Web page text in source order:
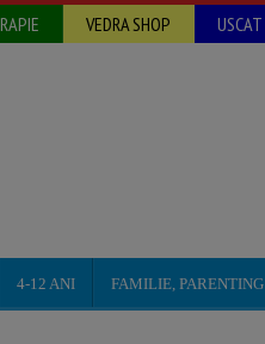
VEDRA SHOP
4-12 ANI FAMILIE, PARENTING